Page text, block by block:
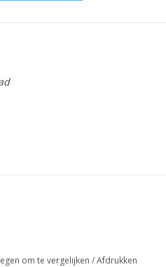
om te vergelijken /Afdrukken